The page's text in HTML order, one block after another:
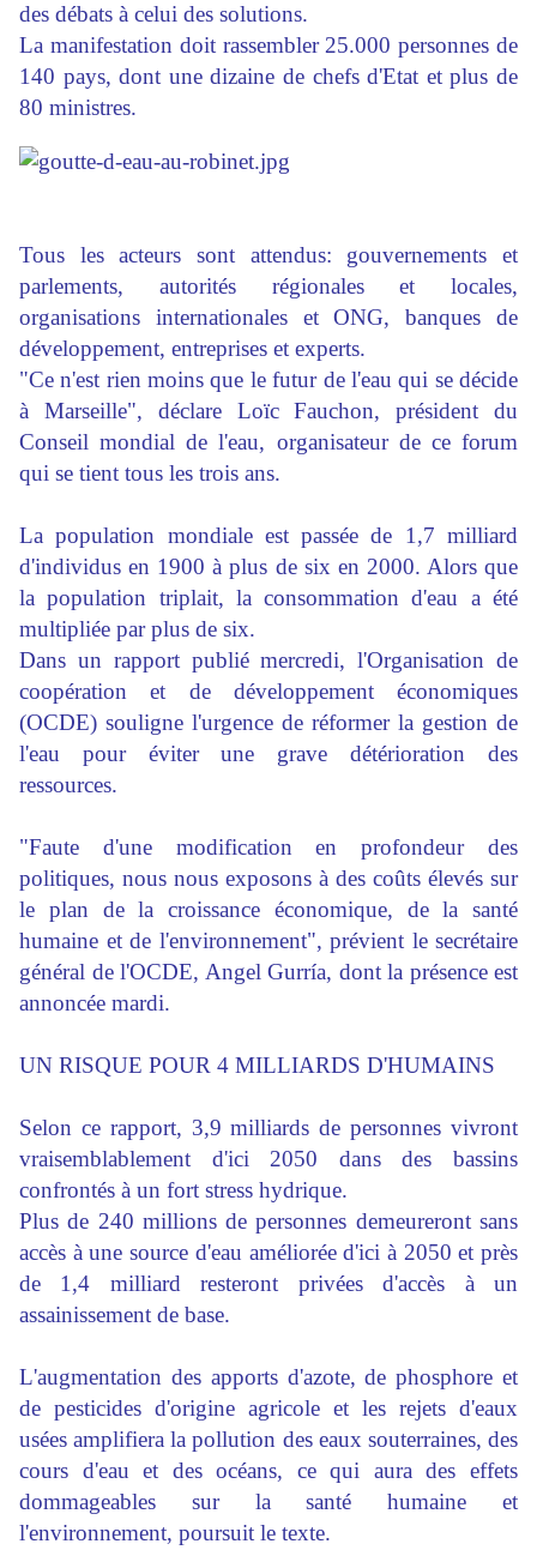
des débats à celui des solutions.
La manifestation doit rassembler 25.000 personnes de
140 pays, dont une dizaine de chefs d'Etat et plus de
80 ministres.
Tous les acteurs sont attendus: gouvernements et
parlements, autorités régionales et locales,
organisations internationales et ONG, banques de
développement, entreprises et experts.
"Ce n'est rien moins que le futur de l'eau qui se décide
à Marseille", déclare Loïc Fauchon, président du
Conseil mondial de l'eau, organisateur de ce forum
qui se tient tous les trois ans.
La population mondiale est passée de 1,7 milliard
d'individus en 1900 à plus de six en 2000. Alors que
la population triplait, la consommation d'eau a été
multipliée par plus de six.
Dans un rapport publié mercredi, l'Organisation de
coopération et de développement économiques
(OCDE) souligne l'urgence de réformer la gestion de
l'eau pour éviter une grave détérioration des
ressources.
"Faute d'une modification en profondeur des
politiques, nous nous exposons à des coûts élevés sur
le plan de la croissance économique, de la santé
humaine et de l'environnement", prévient le secrétaire
général de l'OCDE, Angel Gurría, dont la présence est
annoncée mardi.
UN RISQUE POUR 4 MILLIARDS D'HUMAINS
Selon ce rapport, 3,9 milliards de personnes vivront
vraisemblablement d'ici 2050 dans des bassins
confrontés à un fort stress hydrique.
Plus de 240 millions de personnes demeureront sans
accès à une source d'eau améliorée d'ici à 2050 et près
de 1,4 milliard resteront privées d'accès à un
assainissement de base.
L'augmentation des apports d'azote, de phosphore et
de pesticides d'origine agricole et les rejets d'eaux
usées amplifiera la pollution des eaux souterraines, des
cours d'eau et des océans, ce qui aura des effets
dommageables sur la santé humaine et
l'environnement, poursuit le texte.